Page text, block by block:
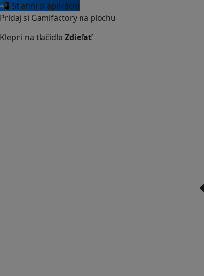
📲 Stiahni si aplikáciu
Pridaj si Gamifactory na plochu
Klepni na tlačidlo Zdieľať